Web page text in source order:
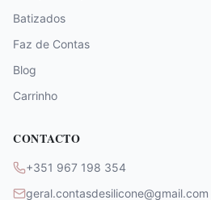
Batizados
Faz de Contas
Blog
Carrinho
CONTACTO
+351 967 198 354
geral.contasdesilicone@gmail.com